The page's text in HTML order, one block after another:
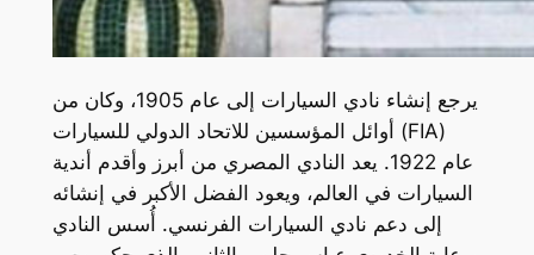
يرجع إنشاء نادي السيارات إلى عام 1905، وكان من
أوائل المؤسسين للاتحاد الدولي للسيارات (FIA)
عام 1922. يعد النادي المصري من أبرز وأقدم أندية
السيارات في العالم، ويعود الفضل الأكبر في إنشائه
إلى دعم نادي السيارات الفرنسي. أُسس النادي